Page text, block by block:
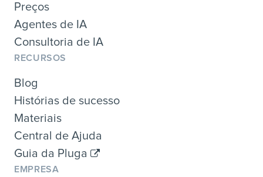
Preços
Agentes de IA
Consultoria de IA
RECURSOS
Blog
Histórias de sucesso
Materiais
Central de Ajuda
Guia da Pluga
EMPRESA